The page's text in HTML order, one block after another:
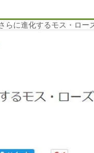
らに進化するモス・ロー